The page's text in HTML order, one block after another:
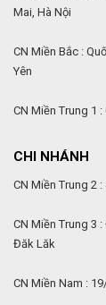
Mai, Hà Nội
CN Miền Bắc :
Yên
CN Miền Trung 1
CHI NHÁNH
CN Miền Trung 2
CN Miền Trung 3
Đăk Lăk
CN Miền Nam :